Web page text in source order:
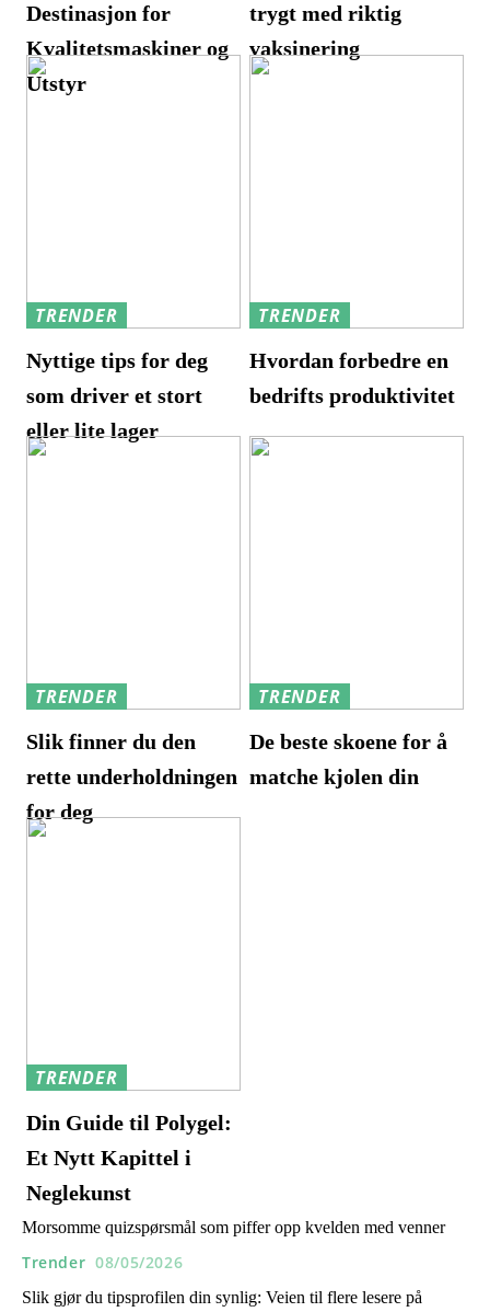
Destinasjon for
Kvalitetsmaskiner og
Utstyr
trygt med riktig
vaksinering
TRENDER
Nyttige tips for deg
som driver et stort
eller lite lager
TRENDER
Hvordan forbedre en
bedrifts produktivitet
TRENDER
Slik finner du den
rette underholdningen
for deg
TRENDER
De beste skoene for å
matche kjolen din
TRENDER
Din Guide til Polygel:
Et Nytt Kapittel i
Neglekunst
Morsomme quizspørsmål som piffer opp kvelden med venner
Trender 08/05/2026
Slik gjør du tipsprofilen din synlig: Veien til flere lesere på